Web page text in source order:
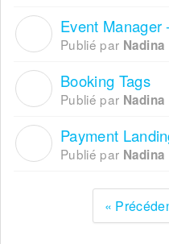
Event Manager
Publié par
Booking Tags
Publié par
Payment
Publié par
«